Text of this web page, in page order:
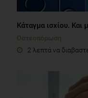
Κάταγμα ισχίου. Και
Οστεοπόρωση
2 λεπτά να